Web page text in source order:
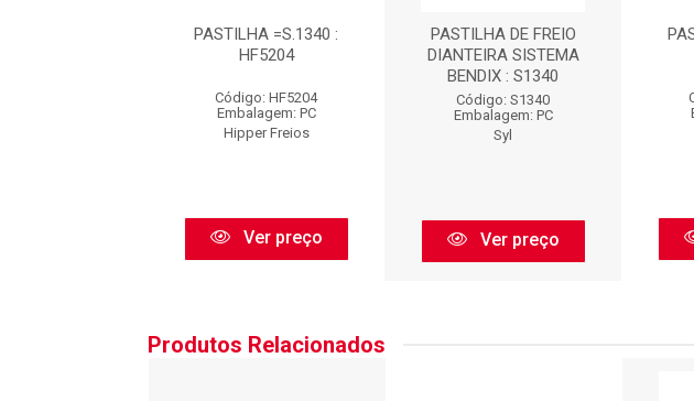
PASTILHA =S.1340 :
HF5204
Código: HF5204
Embalagem: PC
Hipper Freios
Ver preço
PASTILHA DE FREIO
DIANTEIRA SISTEMA
BENDIX : S1340
Código: S1340
Embalagem: PC
Syl
Ver preço
Produtos Relacionados